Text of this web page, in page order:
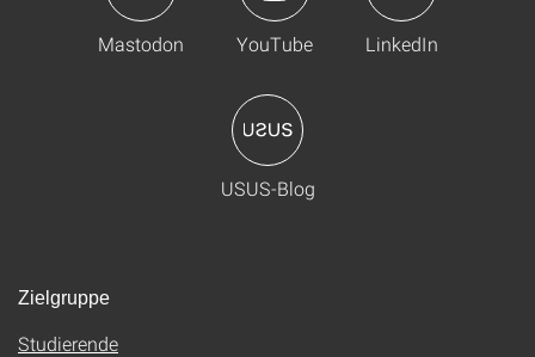
Mastodon YouTube LinkedIn
USUS-Blog
Zielgruppe
Studierende